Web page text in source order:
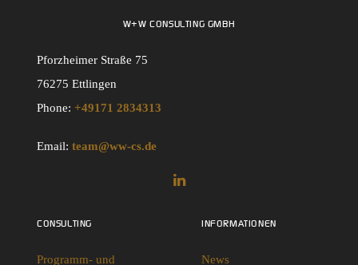
W+W CONSULTING GMBH
Pforzheimer Straße 75
76275 Ettlingen
Phone: +49171 2834313
Email: team@ww-cs.de
CONSULTING
Programm- und
INFORMATIONEN
News